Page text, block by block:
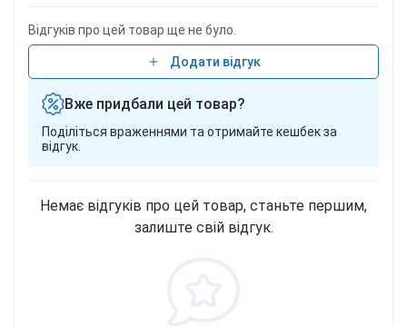
Відгуків про цей товар ще не було.
Додати відгук
Вже придбали цей товар?
Поділіться враженнями та отримайте кешбек за
відгук.
Немає відгуків про цей товар, станьте першим,
залиште свій відгук.